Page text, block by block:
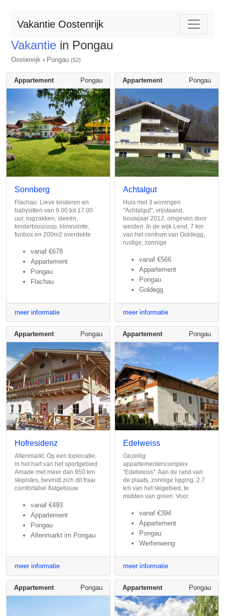
Vakantie Oostenrijk
Vakantie in Pongau
Oostenrijk › Pongau (52)
Appartement Pongau
Sonnberg
Flachau: Lieve kinderen en
babysitten van 9.00 tot 17.00
uur, rugzakken, sleeën,
kinderbioscoop, klimruimte,
funbox en 200m2 overdekte
vanaf €678
Appartement
Pongau
Flachau
meer informatie
Appartement Pongau
Achtalgut
Huis met 3 woningen
"Achtalgut", vrijstaand,
bouwjaar 2012, omgeven door
weiden. In de wijk Lend, 7 km
van het centrum van Goldegg,
rustige, zonnige
vanaf €566
Appartement
Pongau
Goldegg
meer informatie
Appartement Pongau
Hofresidenz
Altenmarkt: Op een toplocatie,
in het hart van het sportgebied
Amade met meer dan 850 km
skipistes, bevindt zich dit fraai
comfortabel flatgebouw
vanaf €493
Appartement
Pongau
Altenmarkt im Pongau
meer informatie
Appartement Pongau
Edelweiss
Gezellig
appartementencomplex
"Edelweiss". Aan de rand van
de plaats, zonnige ligging, 2.7
km van het skigebied, te
midden van groen. Voor
vanaf €394
Appartement
Pongau
Werfenweng
meer informatie
Appartement Pongau Appartement Pongau